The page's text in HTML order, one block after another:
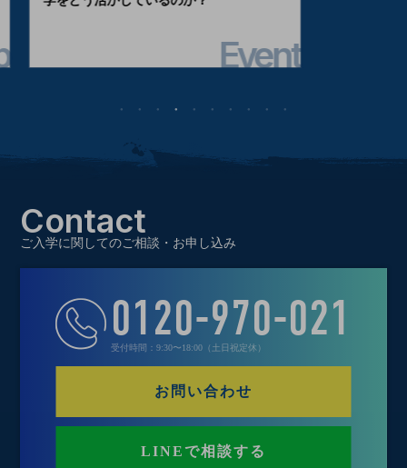
Event
Contact
ご入学に関してのご相談・お申し込み
0120-970-021
受付時間：9:30〜18:00（土日祝定休）
お問い合わせ
LINEで相談する